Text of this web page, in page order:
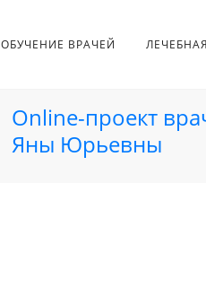
ОБУЧЕНИЕ ВРАЧЕЙ
Online-проект
Яны Юрьевны